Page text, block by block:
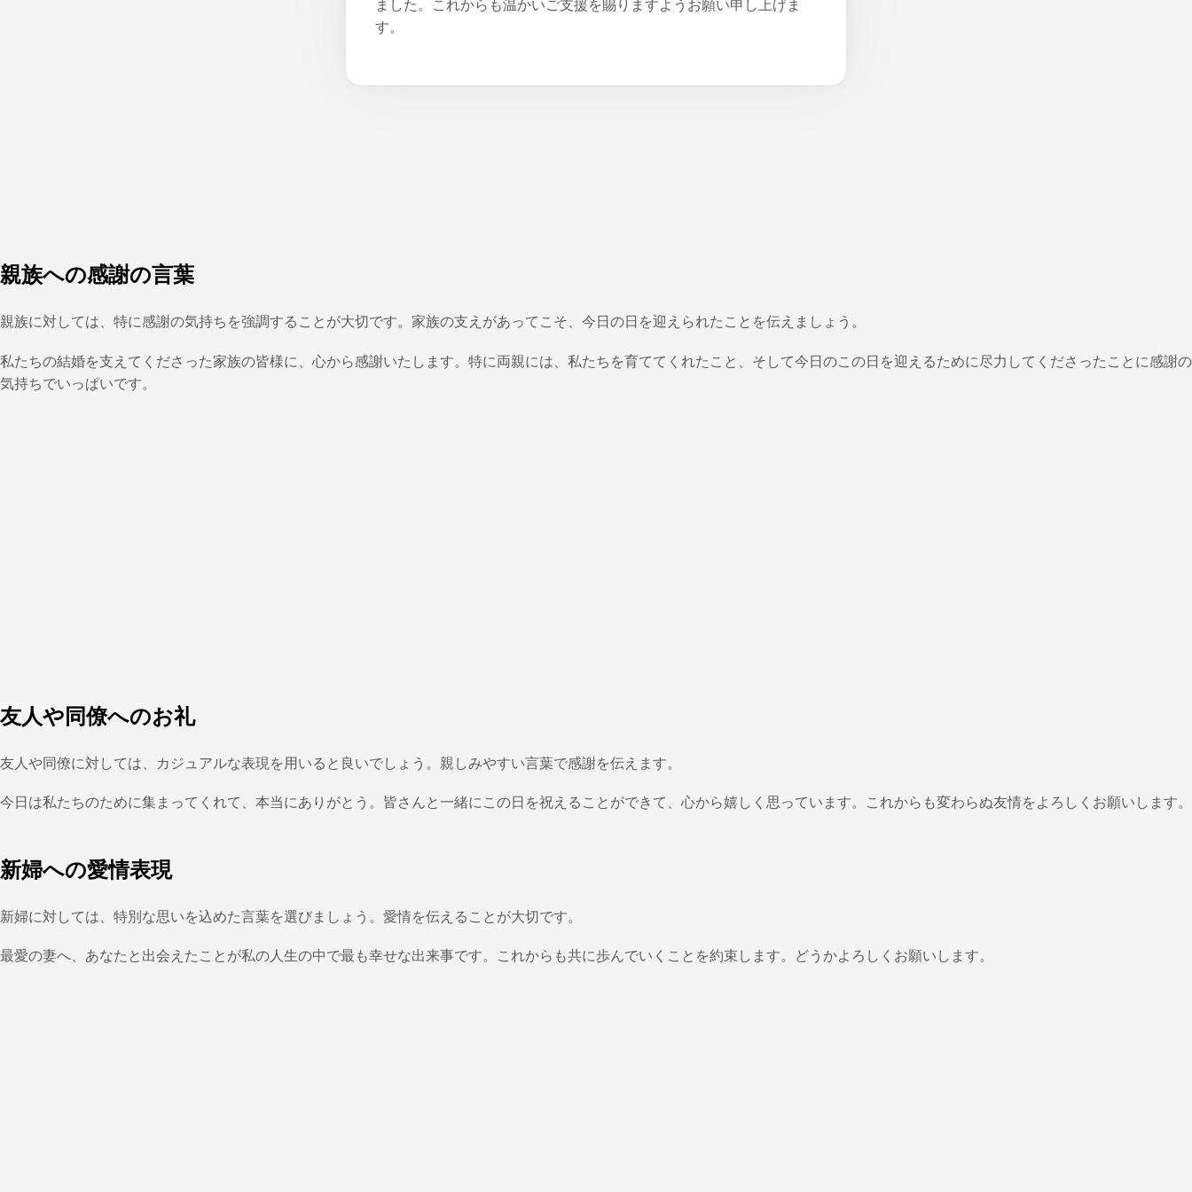
ました。これからも温かいご支援を賜りますようお願い申し上げま
す。
親族への感謝の言葉
親族に対しては、特に感謝の気持ちを強調することが大切です。家族の支えがあってこそ、今日の日を迎えられたことを伝えましょう。
私たちの結婚を支えてくださった家族の皆様に、心から感謝いたします。特に両親には、私たちを育ててくれたこと、そして今日のこの日を迎えるために尽力してくださったことに感謝の
気持ちでいっぱいです。
友人や同僚へのお礼
友人や同僚に対しては、カジュアルな表現を用いると良いでしょう。親しみやすい言葉で感謝を伝えます。
今日は私たちのために集まってくれて、本当にありがとう。皆さんと一緒にこの日を祝えることができて、心から嬉しく思っています。これからも変わらぬ友情をよろしくお願いします。
新婦への愛情表現
新婦に対しては、特別な思いを込めた言葉を選びましょう。愛情を伝えることが大切です。
最愛の妻へ、あなたと出会えたことが私の人生の中で最も幸せな出来事です。これからも共に歩んでいくことを約束します。どうかよろしくお願いします。